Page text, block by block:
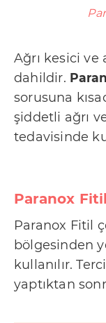
Ağrı kesici
dahildir.
sorusuna
şiddetli ağrı
tedavisinde
Paranox Fitil
Paranox Fitil
bölgesinden
kullanılır.
yaptıktan